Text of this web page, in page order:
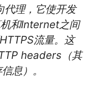
理，它使开发
和Internet之间
流量。这
headers（其
息）。